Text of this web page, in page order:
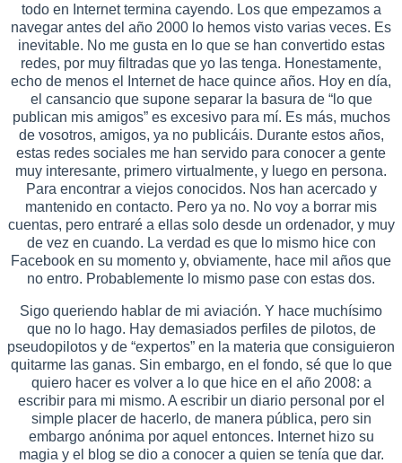
todo en Internet termina cayendo. Los que empezamos a
navegar antes del año 2000 lo hemos visto varias veces. Es
inevitable. No me gusta en lo que se han convertido estas
redes, por muy filtradas que yo las tenga. Honestamente,
echo de menos el Internet de hace quince años. Hoy en día,
el cansancio que supone separar la basura de “lo que
publican mis amigos” es excesivo para mí. Es más, muchos
de vosotros, amigos, ya no publicáis. Durante estos años,
estas redes sociales me han servido para conocer a gente
muy interesante, primero virtualmente, y luego en persona.
Para encontrar a viejos conocidos. Nos han acercado y
mantenido en contacto. Pero ya no. No voy a borrar mis
cuentas, pero entraré a ellas solo desde un ordenador, y muy
de vez en cuando. La verdad es que lo mismo hice con
Facebook en su momento y, obviamente, hace mil años que
no entro. Probablemente lo mismo pase con estas dos.
Sigo queriendo hablar de mi aviación. Y hace muchísimo
que no lo hago. Hay demasiados perfiles de pilotos, de
pseudopilotos y de “expertos” en la materia que consiguieron
quitarme las ganas. Sin embargo, en el fondo, sé que lo que
quiero hacer es volver a lo que hice en el año 2008: a
escribir para mi mismo. A escribir un diario personal por el
simple placer de hacerlo, de manera pública, pero sin
embargo anónima por aquel entonces. Internet hizo su
magia y el blog se dio a conocer a quien se tenía que dar.